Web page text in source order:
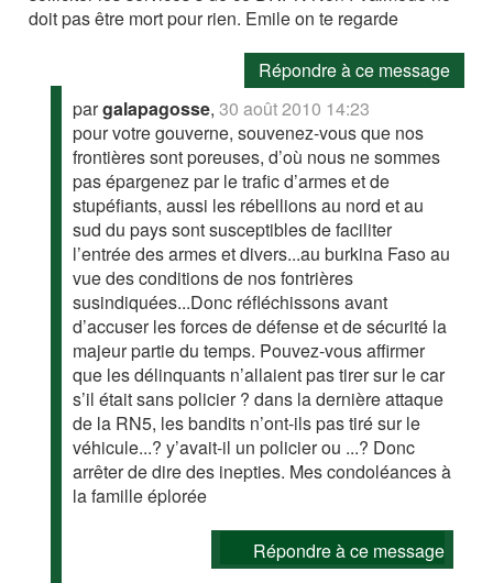
doit pas être mort pour rien. Emile on te regarde
Répondre à ce message
pargalapagosse,30 août 2010 14:23
pour votre gouverne, souvenez-vous que nos
frontières sont poreuses, d’où nous ne sommes
pas épargenez par le trafic d’armes et de
stupéfiants, aussi les rébellions au nord et au
sud du pays sont susceptibles de faciliter
l’entrée des armes et divers...au burkina Faso au
vue des conditions de nos fontrières
susindiquées...Donc réfléchissons avant
d’accuser les forces de défense et de sécurité la
majeur partie du temps. Pouvez-vous affirmer
que les délinquants n’allaient pas tirer sur le car
s’il était sans policier ? dans la dernière attaque
de la RN5, les bandits n’ont-ils pas tiré sur le
véhicule...? y’avait-il un policier ou ...? Donc
arrêter de dire des inepties. Mes condoléances à
la famille éplorée
Répondre à ce message